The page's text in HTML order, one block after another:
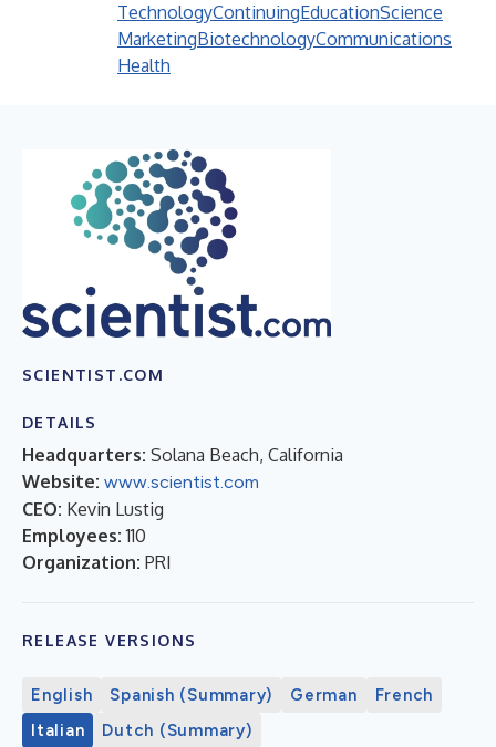
TechnologyContinuingEducationScience
MarketingBiotechnologyCommunications
Health
SCIENTIST.COM
DETAILS
Headquarters: Solana Beach, California
Website: www.scientist.com
CEO: Kevin Lustig
Employees: 110
Organization: PRI
RELEASE VERSIONS
English Spanish (Summary) German
French
Italian
Dutch (Summary)